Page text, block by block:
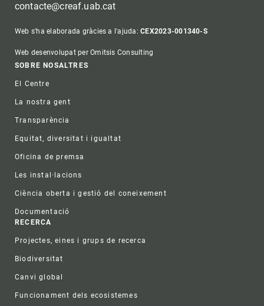
contacte@creaf.uab.cat
Web s'ha elaborada gràcies a l'ajuda:CEX2023-001340-S
Web desenvolupat per Omitsis Consulting
Footer
SOBRE NOSALTRES
El Centre
La nostra gent
Transparència
Equitat, diversitat i igualtat
Oficina de premsa
Les instal·lacions
Ciència oberta i gestió del coneixement
Documentació
RECERCA
Projectes, eines i grups de recerca
Biodiversitat
Canvi global
Funcionament dels ecosistemes